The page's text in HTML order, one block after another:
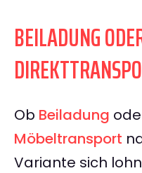
BEILADUNG
Ob Beiladung
Möbeltransport
Variante sich